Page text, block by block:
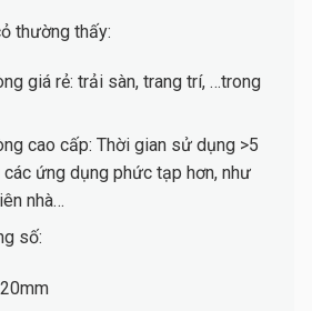
thường thấy:
giá rẻ: trải sàn, trang trí, …trong
cao cấp: Thời gian sử dụng >5
ứng dụng phức tạp hơn, như
nhà…
số: